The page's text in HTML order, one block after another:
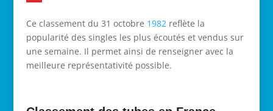
Ce classement du 31 octobre 1982reflète la
popularité des singles les plus écoutés et vendus sur
une semaine. Il permet ainsi de renseigner avec la
meilleure représentativité possible.